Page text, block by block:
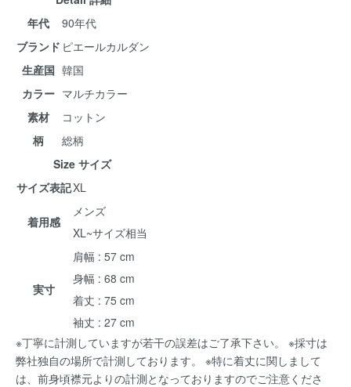
年代
90年代
ブランド ピエールカルダン
生産国 韓国
カラー マルチカラー
素材
コットン
柄
総柄
Size サイズ
サイズ表記XL
着用感
メンズ
XL~サイズ相当
実寸
肩幅 : 57 cm
身幅 : 68 cm
着丈 : 75 cm
袖丈 : 27 cm
※丁寧に計測していますが若干の誤差はご了承下さい。 ※採寸は
弊社独自の場所で計測しております。 ※特に着丈に関しまして
は、前身頃襟元よりの計測となっておりますのでご注意くださ